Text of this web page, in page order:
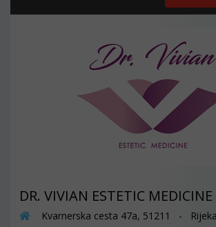
DR. VIVIAN ESTETIC MEDICINE
Kvarnerska cesta 47a, 51211 - Rijeka